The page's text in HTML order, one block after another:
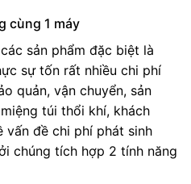
cùng 1 máy
sản phẩm đặc biệt là
sự tốn rất nhiều chi phí
quản, vận chuyển, sản
túi thổi khí, khách
vấn đề chi phí phát sinh
chúng tích hợp 2 tính năng